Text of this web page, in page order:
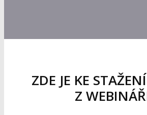
ZDE JE KE
Z